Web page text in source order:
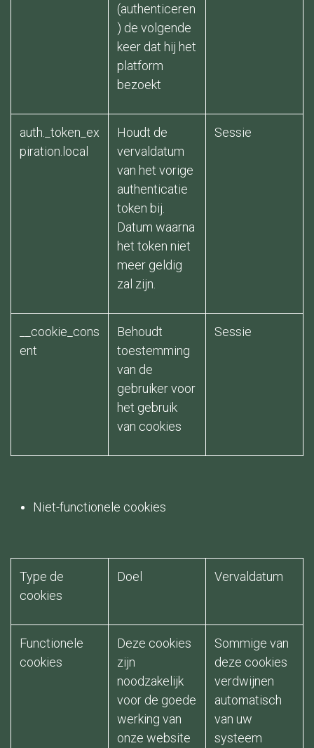
(authenticeren
) de volgende
keer dat hij het
platform
bezoekt
auth._token_ex
piration.local
Houdt de
vervaldatum
van het vorige
authenticatie
token bij.
Datum waarna
het token niet
meer geldig
zal zijn.
Sessie ​
__cookie_cons
ent
Behoudt
toestemming
van de
gebruiker voor
het gebruik
van cookies
Sessie ​
Niet-functionele cookies
Type de
cookies
Doel Vervaldatum
Functionele
cookies
Deze cookies
zijn
noodzakelijk
voor de goede
werking van
onze website
Sommige van
deze cookies
verdwijnen
automatisch
van uw
systeem